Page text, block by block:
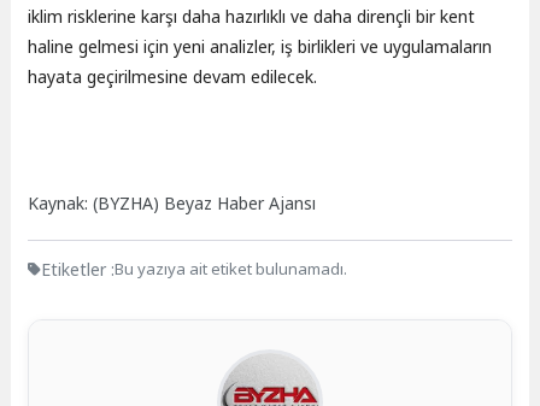
iklim risklerine karşı daha hazırlıklı ve daha dirençli bir kent
haline gelmesi için yeni analizler, iş birlikleri ve uygulamaların
hayata geçirilmesine devam edilecek.
Kaynak: (BYZHA) Beyaz Haber Ajansı
Etiketler :Bu yazıya ait etiket bulunamadı.